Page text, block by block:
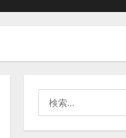
索: